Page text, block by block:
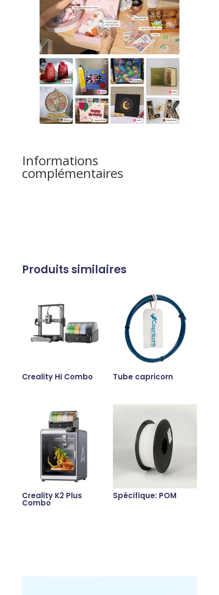
Informations
complémentaires
Produits similaires
Creality Hi Combo Tube capricorn
Creality K2 Plus
Combo
Spécifique: POM